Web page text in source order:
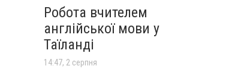
Робота вчителем
англійської мови у
Таїланді
14:47, 2 серпня